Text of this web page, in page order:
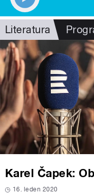
Literatura
Karel Čapek:
16. leden 2020